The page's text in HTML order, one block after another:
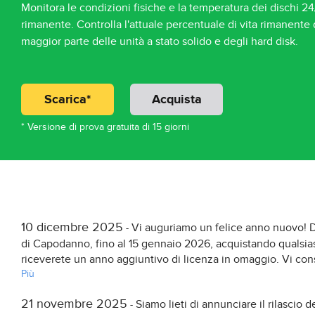
Monitora le condizioni fisiche e la temperatura dei dischi
rimanente. Controlla l'attuale percentuale di vita rimanente
maggior parte delle unità a stato solido e degli hard disk.
Scarica* Acquista
* Versione di prova gratuita di 15 giorni
10 dicembre 2025 - Vi auguriamo un felice anno nuovo!
di Capodanno, fino al 15 gennaio 2026, acquistando
riceverete un anno aggiuntivo di licenza in omaggio. Vi
Più
21 novembre 2025 - Siamo lieti di annunciare il rilascio